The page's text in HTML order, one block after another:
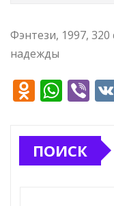
Фэнтези, 1997,
надежды
O
n
o
W
at
s
Vi
e
ПОИСК